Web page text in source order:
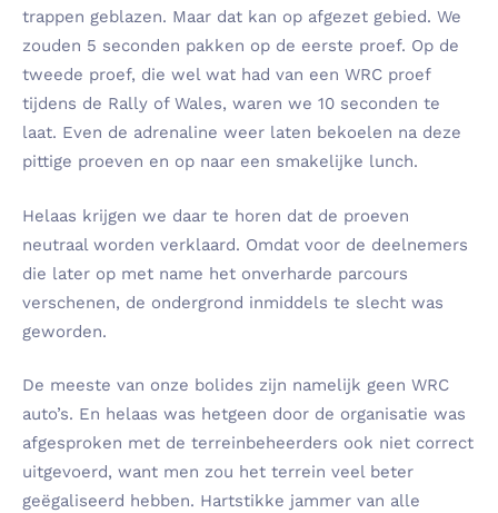
trappen geblazen. Maar dat kan op afgezet gebied. We
zouden 5 seconden pakken op de eerste proef. Op de
tweede proef, die wel wat had van een WRC proef
tijdens de Rally of Wales, waren we 10 seconden te
laat. Even de adrenaline weer laten bekoelen na deze
pittige proeven en op naar een smakelijke lunch.
Helaas krijgen we daar te horen dat de proeven
neutraal worden verklaard. Omdat voor de deelnemers
die later op met name het onverharde parcours
verschenen, de ondergrond inmiddels te slecht was
geworden.
De meeste van onze bolides zijn namelijk geen WRC
auto’s. En helaas was hetgeen door de organisatie was
afgesproken met de terreinbeheerders ook niet correct
uitgevoerd, want men zou het terrein veel beter
geëgaliseerd hebben. Hartstikke jammer van alle